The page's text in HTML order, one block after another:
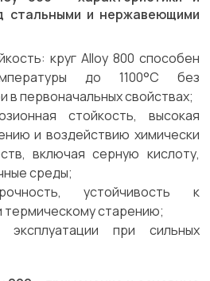
стальными и нержавеющими
круг Alloy 800 способен
до 1100°C без
в первоначальных свойствах;
стойкость, высокая
и воздействию химически
включая серную кислоту,
среды;
устойчивость к
термическому старению;
эксплуатации при сильных